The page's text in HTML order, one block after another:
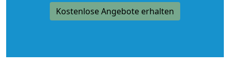
Kostenlose Angebote erhalten